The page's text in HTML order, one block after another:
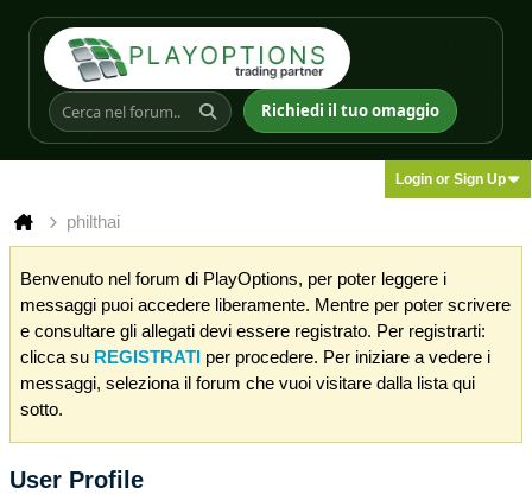
Richiedi il tuo omaggio
Login or Sign Up
philthai
Benvenuto nel forum di PlayOptions, per poter leggere i
messaggi puoi accedere liberamente. Mentre per poter scrivere
e consultare gli allegati devi essere registrato. Per registrarti:
clicca su REGISTRATI per procedere. Per iniziare a vedere i
messaggi, seleziona il forum che vuoi visitare dalla lista qui
sotto.
User Profile